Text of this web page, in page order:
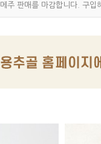
메주 판매를 마감합니다. 구입